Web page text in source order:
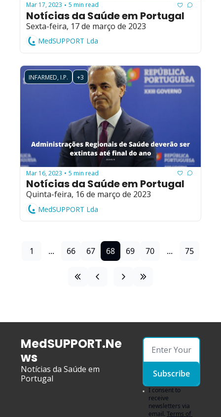
Mar 17, 2023 • 5 min read
Notícias da Saúde em Portugal
Sexta-feira, 17 de março de 2023
MedSUPPORT Lda
INFARMED, I.P. +3
Mar 16, 2023 • 5 min read
Notícias da Saúde em Portugal
Quinta-feira, 16 de março de 2023
MedSUPPORT Lda
1 ... 66 67 68 69 70 ... 75
MedSUPPORT.Ne
ws
Notícias da Saúde em
Portugal
Subscribe
I consent to
receive
newsletters via
email. Terms of